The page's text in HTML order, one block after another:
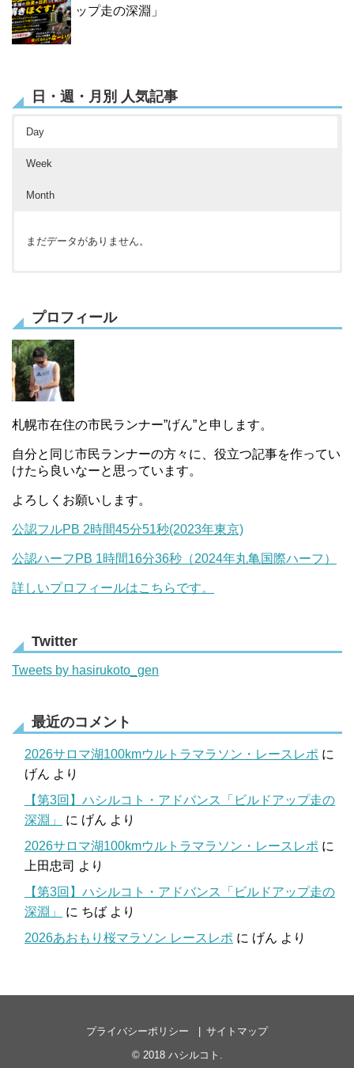
ップ走の深淵」
日・週・月別 人気記事
Day
Week
Month
まだデータがありません。
プロフィール
札幌市在住の市民ランナー”げん”と申します。
自分と同じ市民ランナーの方々に、役立つ記事を作ってい
けたら良いなーと思っています。
よろしくお願いします。
公認フルPB 2時間45分51秒(2023年東京)
公認ハーフPB 1時間16分36秒（2024年丸亀国際ハーフ）
詳しいプロフィールはこちらです。
Twitter
Tweets by hasirukoto_gen
最近のコメント
2026サロマ湖100kmウルトラマラソン・レースレポ に
げん より
【第3回】ハシルコト・アドバンス「ビルドアップ走の
深淵」
に げん より
2026サロマ湖100kmウルトラマラソン・レースレポ に
上田忠司 より
【第3回】ハシルコト・アドバンス「ビルドアップ走の
深淵」
に ちば より
2026あおもり桜マラソン レースレポ に げん より
プライバシーポリシー
サイトマップ
© 2018 ハシルコト